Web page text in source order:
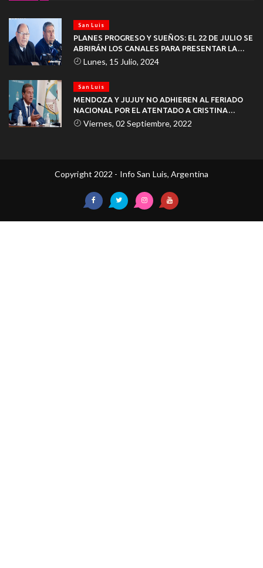
San Luis
PLANES PROGRESO Y SUEÑOS: EL 22 DE JULIO SE
ABRIRÁN LOS CANALES PARA PRESENTAR LA
DOCUMENTACIÓN
Lunes, 15 Julio, 2024
San Luis
MENDOZA Y JUJUY NO ADHIEREN AL FERIADO
NACIONAL POR EL ATENTADO A CRISTINA
KIRCHNER
Viernes, 02 Septiembre, 2022
Copyright 2022 - Info San Luis, Argentina